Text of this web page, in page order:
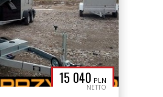
15 040 PLN
NETTO